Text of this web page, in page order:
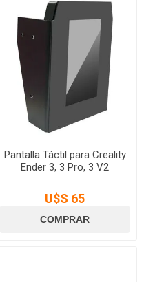
Pantalla Táctil para Creality
Ender 3, 3 Pro, 3 V2
U$S 65